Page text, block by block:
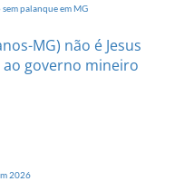
palanque em MG
MG) não é Jesus
governo mineiro
2026